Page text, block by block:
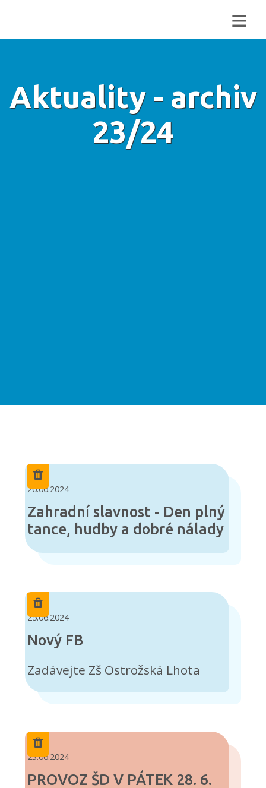
≡
Aktuality - archiv
23/24
26.06.2024
Zahradní slavnost - Den plný
tance, hudby a dobré nálady
25.06.2024
Nový FB
Zadávejte Zš Ostrožská Lhota
23.06.2024
PROVOZ ŠD V PÁTEK 28. 6.